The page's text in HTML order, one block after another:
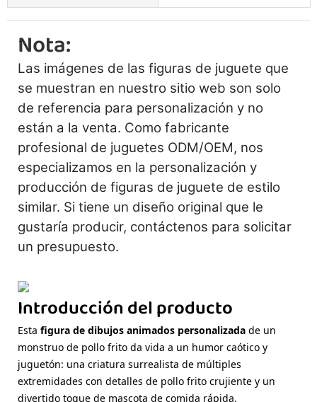
Nota:
Las imágenes de las figuras de juguete que
se muestran en nuestro sitio web son solo
de referencia para personalización y no
están a la venta. Como fabricante
profesional de juguetes ODM/OEM, nos
especializamos en la personalización y
producción de figuras de juguete de estilo
similar. Si tiene un diseño original que le
gustaría producir, contáctenos para solicitar
un presupuesto.
Introducción del producto
Esta figura de dibujos animados personalizada de un
monstruo de pollo frito da vida a un humor caótico y
juguetón: una criatura surrealista de múltiples
extremidades con detalles de pollo frito crujiente y un
divertido toque de mascota de comida rápida.